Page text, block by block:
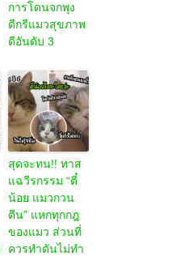
การโดนจกพุง
ดีกรีแมวสุขภาพ
ดีอันดับ 3
สุดจะทน!! ทาส
แฉวีรกรรม “ตี๋
น้อย แมวกวน
ตีน” แหกทุกกฎ
ของแมว ส่วนที่
ควรทำดันไม่ทำ